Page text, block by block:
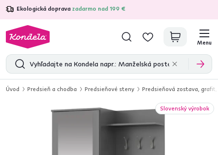
Ekologická doprava zadarmo nad 199 €
4,7 31 211overených produktových recenzií
Menu
Úvod Predsieň a chodba Predsieňové steny Predsieňová zostava, grafit,
Slovenský výrobok